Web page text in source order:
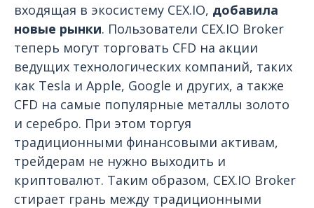
входящая в экосистему CEX.IO, добавила
новые рынки. Пользователи CEX.IO Broker
теперь могут торговать CFD на акции
ведущих технологических компаний, таких
как Tesla и Apple, Google и других, а также
CFD на самые популярные металлы золото
и серебро. При этом торгуя
традиционными финансовыми активам,
трейдерам не нужно выходить и
криптовалют. Таким образом, CEX.IO Broker
стирает грань между традиционными